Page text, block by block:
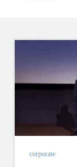
corporate